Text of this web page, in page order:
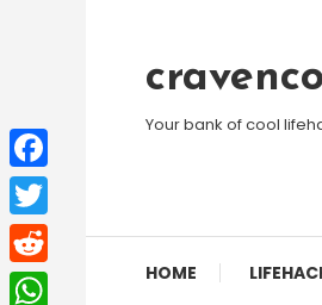
Content
Your bank of cool
HOME
Facebook
Twitter
Reddit